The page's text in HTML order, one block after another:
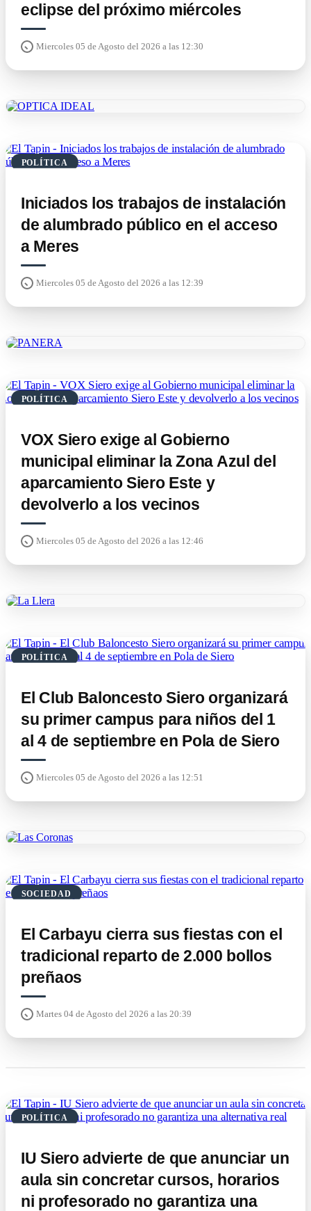
eclipse del próximo miércoles
Miercoles 05 de Agosto del 2026 a las 12:30
POLÍTICA
Iniciados los trabajos de instalación
de alumbrado público en el acceso
a Meres
Miercoles 05 de Agosto del 2026 a las 12:39
POLÍTICA
VOX Siero exige al Gobierno
municipal eliminar la Zona Azul del
aparcamiento Siero Este y
devolverlo a los vecinos
Miercoles 05 de Agosto del 2026 a las 12:46
POLÍTICA
El Club Baloncesto Siero organizará
su primer campus para niños del 1
al 4 de septiembre en Pola de Siero
Miercoles 05 de Agosto del 2026 a las 12:51
SOCIEDAD
El Carbayu cierra sus fiestas con el
tradicional reparto de 2.000 bollos
preñaos
Martes 04 de Agosto del 2026 a las 20:39
POLÍTICA
IU Siero advierte de que anunciar un
aula sin concretar cursos, horarios
ni profesorado no garantiza una